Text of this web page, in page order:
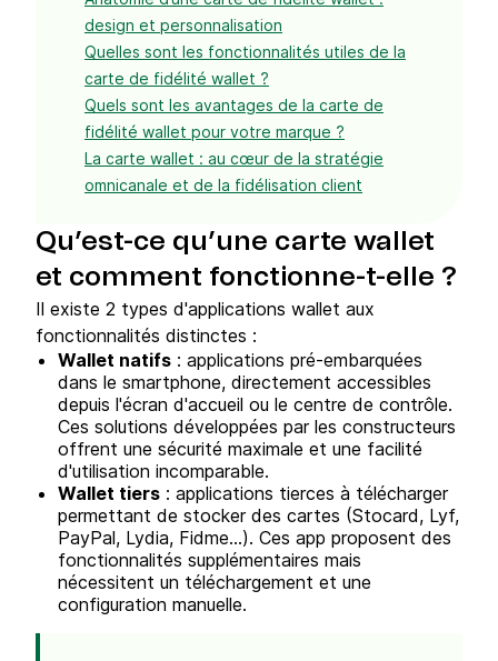
design et personnalisation
Quelles sont les fonctionnalités utiles de la
carte de fidélité wallet ?
Quels sont les avantages de la carte de
fidélité wallet pour votre marque ?
La carte wallet : au cœur de la stratégie
omnicanale et de la fidélisation client
Qu’est-ce qu’une carte wallet
et comment fonctionne-t-elle ?
Il existe 2 types d'applications wallet aux
fonctionnalités distinctes :
Wallet natifs : applications pré-embarquées
dans le smartphone, directement accessibles
depuis l'écran d'accueil ou le centre de contrôle.
Ces solutions développées par les constructeurs
offrent une sécurité maximale et une facilité
d'utilisation incomparable.
Wallet tiers : applications tierces à télécharger
permettant de stocker des cartes (Stocard, Lyf,
PayPal, Lydia, Fidme…). Ces app proposent des
fonctionnalités supplémentaires mais
nécessitent un téléchargement et une
configuration manuelle.